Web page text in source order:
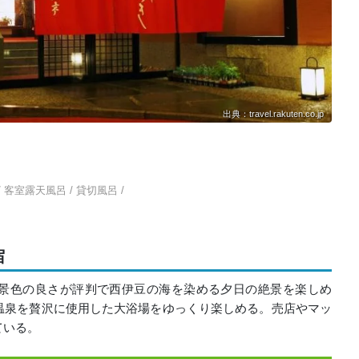
出典：travel.rakuten.co.jp
室露天風呂 / 貸切風呂 /
色の良さが評判で西伊豆の海を染める夕日の絶景を楽しめ
を贅沢に使用した大浴場をゆっくり楽しめる。売店やマッ
る。